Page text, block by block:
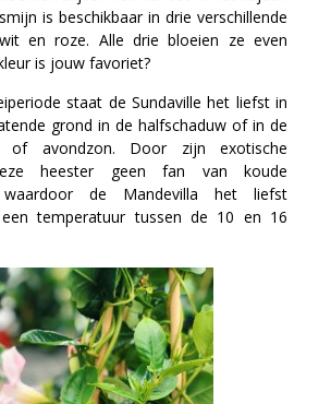
is beschikbaar in drie verschillende
en roze. Alle drie bloeien ze even
is jouw favoriet?
staat de Sundaville het liefst in
grond in de halfschaduw of in de
of avondzon. Door zijn exotische
heester geen fan van koude
waardoor de Mandevilla het liefst
temperatuur tussen de 10 en 16